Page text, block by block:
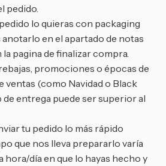
pedido.
lo quieras con packaging
en el apartado de notas
pagina de finalizar compra.
promociones o épocas de
ventas (como Navidad o Black
de entrega puede ser superior al
tu pedido lo más rápido
que nos lleva prepararlo varía
hora/día en que lo hayas hecho y